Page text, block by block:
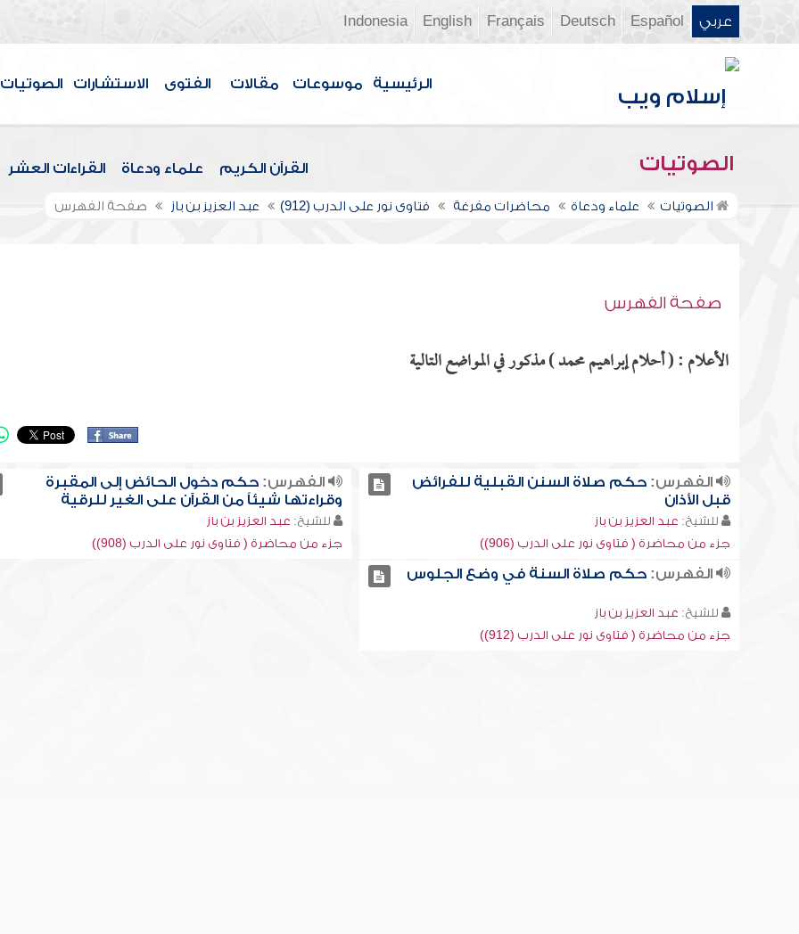
عربي Español
Deutsch
Français
English
Indonesia
الرئيسية موسوعات مقالات الفتوى الاستشارات الصوتيات
الصوتيات القرآن الكريم علماء ودعاة القراءات العشر
الصوتيات علماء ودعاة محاضرات مفرغة فتاوى نور على الدرب (912) عبد العزيز بن باز صفحة الفهرس
صفحة الفهرس
الأعلام : ( أحلام إبراهيم محمد ) مذكور في المواضع التالية
الفهرس:حكم صلاة السنن القبلية للفرائض
قبل الأذان
للشيخ: عبد العزيز بن باز
جزء من محاضرة ( فتاوى نور على الدرب (906))
الفهرس: حكم دخول الحائض إلى المقبرة
وقراءتها شيئاً من القرآن على الغير للرقية
للشيخ: عبد العزيز بن باز
جزء من محاضرة ( فتاوى نور على الدرب (908))
الفهرس:حكم صلاة السنة في وضع الجلوس
للشيخ: عبد العزيز بن باز
جزء من محاضرة ( فتاوى نور على الدرب (912))